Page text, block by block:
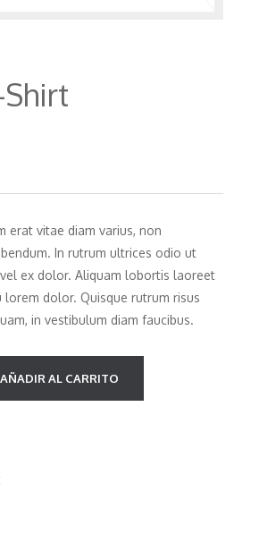
erat vitae diam varius, non
In rutrum ultrices odio ut
ex dolor. Aliquam lobortis laoreet
lorem dolor. Quisque rutrum risus
in vestibulum diam faucibus.
AÑADIR AL CARRITO